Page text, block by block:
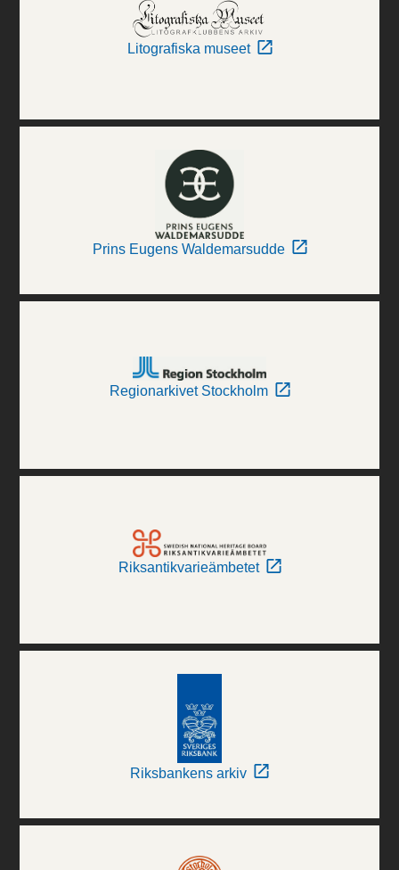
Litografiska museet
Prins Eugens Waldemarsudde
Regionarkivet Stockholm
Riksantikvarieämbetet
Riksbankens arkiv